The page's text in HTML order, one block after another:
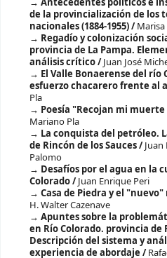
de la provincialización de los
nacionales (1884-1955) /
Regadío y colonización
provincia de La Pampa.
análisis crítico /Juan José
El Valle Bonaerense del río
esfuerzo chacarero frente al
Pla
Poesía "Recojan mi
Mariano Pla
La conquista del petróleo.
de Rincón de los Sauces /Juan
Palomo
Desafíos por el agua en la
Colorado /Juan Enrique Peri
Casa de Piedra y el
H. Walter Cazenave
Apuntes sobre la
en Río Colorado. provincia de
Descripción del sistema y
experiencia de abordaje /